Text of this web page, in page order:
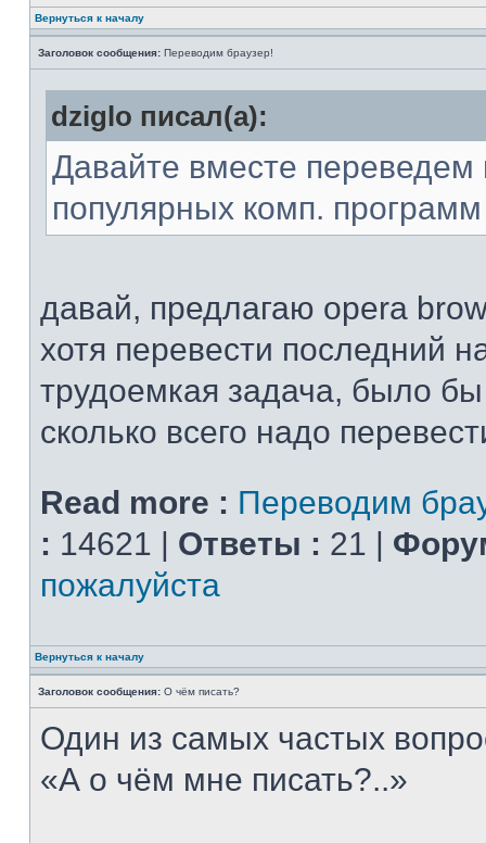
Вернуться к началу
Заголовок сообщения: Переводим браузер!
dziglo писал(а):
Давайте вместе переведем
популярных комп.
давай, предлагаю opera
хотя перевести последний
трудоемкая задача, было
сколько всего надо
Read more : Переводим
: 14621 | Ответы : 21 |
пожалуйста
Вернуться к началу
Заголовок сообщения: О чём писать?
Один из самых частых
«А о чём мне писать?..»